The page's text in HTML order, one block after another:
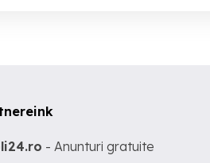
- Anunturi gratuite